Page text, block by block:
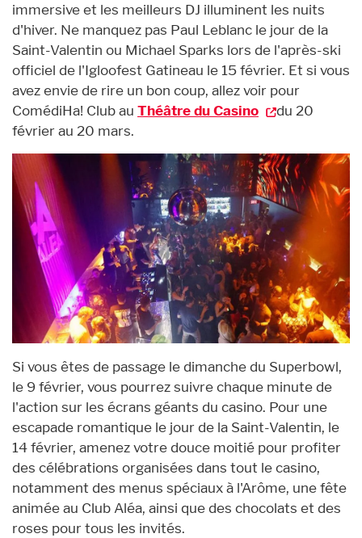
immersive et les meilleurs DJ illuminent les nuits
d'hiver. Ne manquez pas Paul Leblanc le jour de la
Saint-Valentin ou Michael Sparks lors de l'après-ski
officiel de l'Igloofest Gatineau le 15 février. Et si vous
avez envie de rire un bon coup, allez voir pour
ComédiHa! Club au Théâtre du Casino
du 20
février au 20 mars.
Si vous êtes de passage le dimanche du Superbowl,
le 9 février, vous pourrez suivre chaque minute de
l'action sur les écrans géants du casino. Pour une
escapade romantique le jour de la Saint-Valentin, le
14 février, amenez votre douce moitié pour profiter
des célébrations organisées dans tout le casino,
notamment des menus spéciaux à l'Arôme, une fête
animée au Club Aléa, ainsi que des chocolats et des
roses pour tous les invités.